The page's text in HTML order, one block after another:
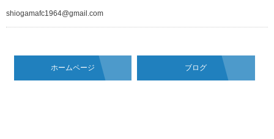
shiogamafc1964@gmail.com
ホームページ ブログ